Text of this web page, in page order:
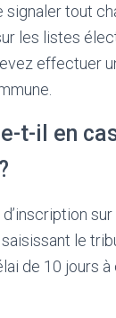
tout
les listes
effectuer
t-il en
le
de 10 jours